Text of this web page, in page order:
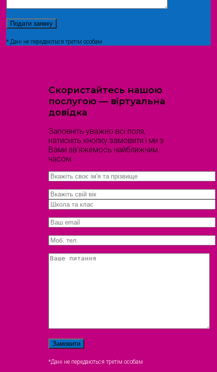
* Дані не передаються третім особам
Скористайтесь нашою
послугою — віртуальна
довідка
Заповніть уважно всі поля,
натисніть кнопку замовити і ми з
Вами зв'яжемось найближчим
часом.
*Дані не передаються третім особам